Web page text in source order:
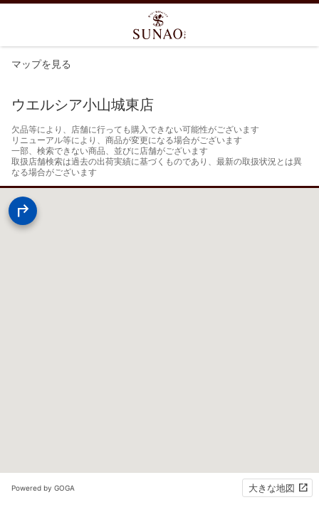
マップを見る
ウエルシア小山城東店
欠品等により、店舗に行っても購入できない可能性がございます
リニューアル等により、商品が変更になる場合がございます
一部、検索できない商品、並びに店舗がございます
取扱店舗検索は過去の出荷実績に基づくものであり、最新の取扱状況とは異
なる場合がございます
Powered by GOGA 大きな地図